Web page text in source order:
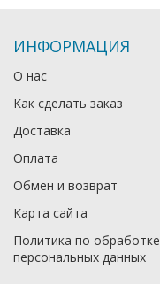
ИНФОРМАЦИЯ
О нас
Как сделать заказ
Доставка
Оплата
Обмен и возврат
Карта сайта
Политика по обработке
персональных данных